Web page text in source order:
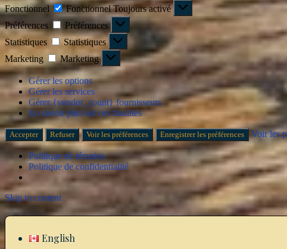
Fonctionnel
Fonctionnel Toujours activé
Préférences
Préférences
Statistiques
Statistiques
Marketing
Marketing
Gérer les options
Gérer les services
Gérer {vendor_count} fournisseurs
En savoir plus sur ces finalités
Accepter Refuser Voir les préférences Enregistrer les préférences Voir les
Politique de témoins
Politique de confidentialité
Skip to content
English